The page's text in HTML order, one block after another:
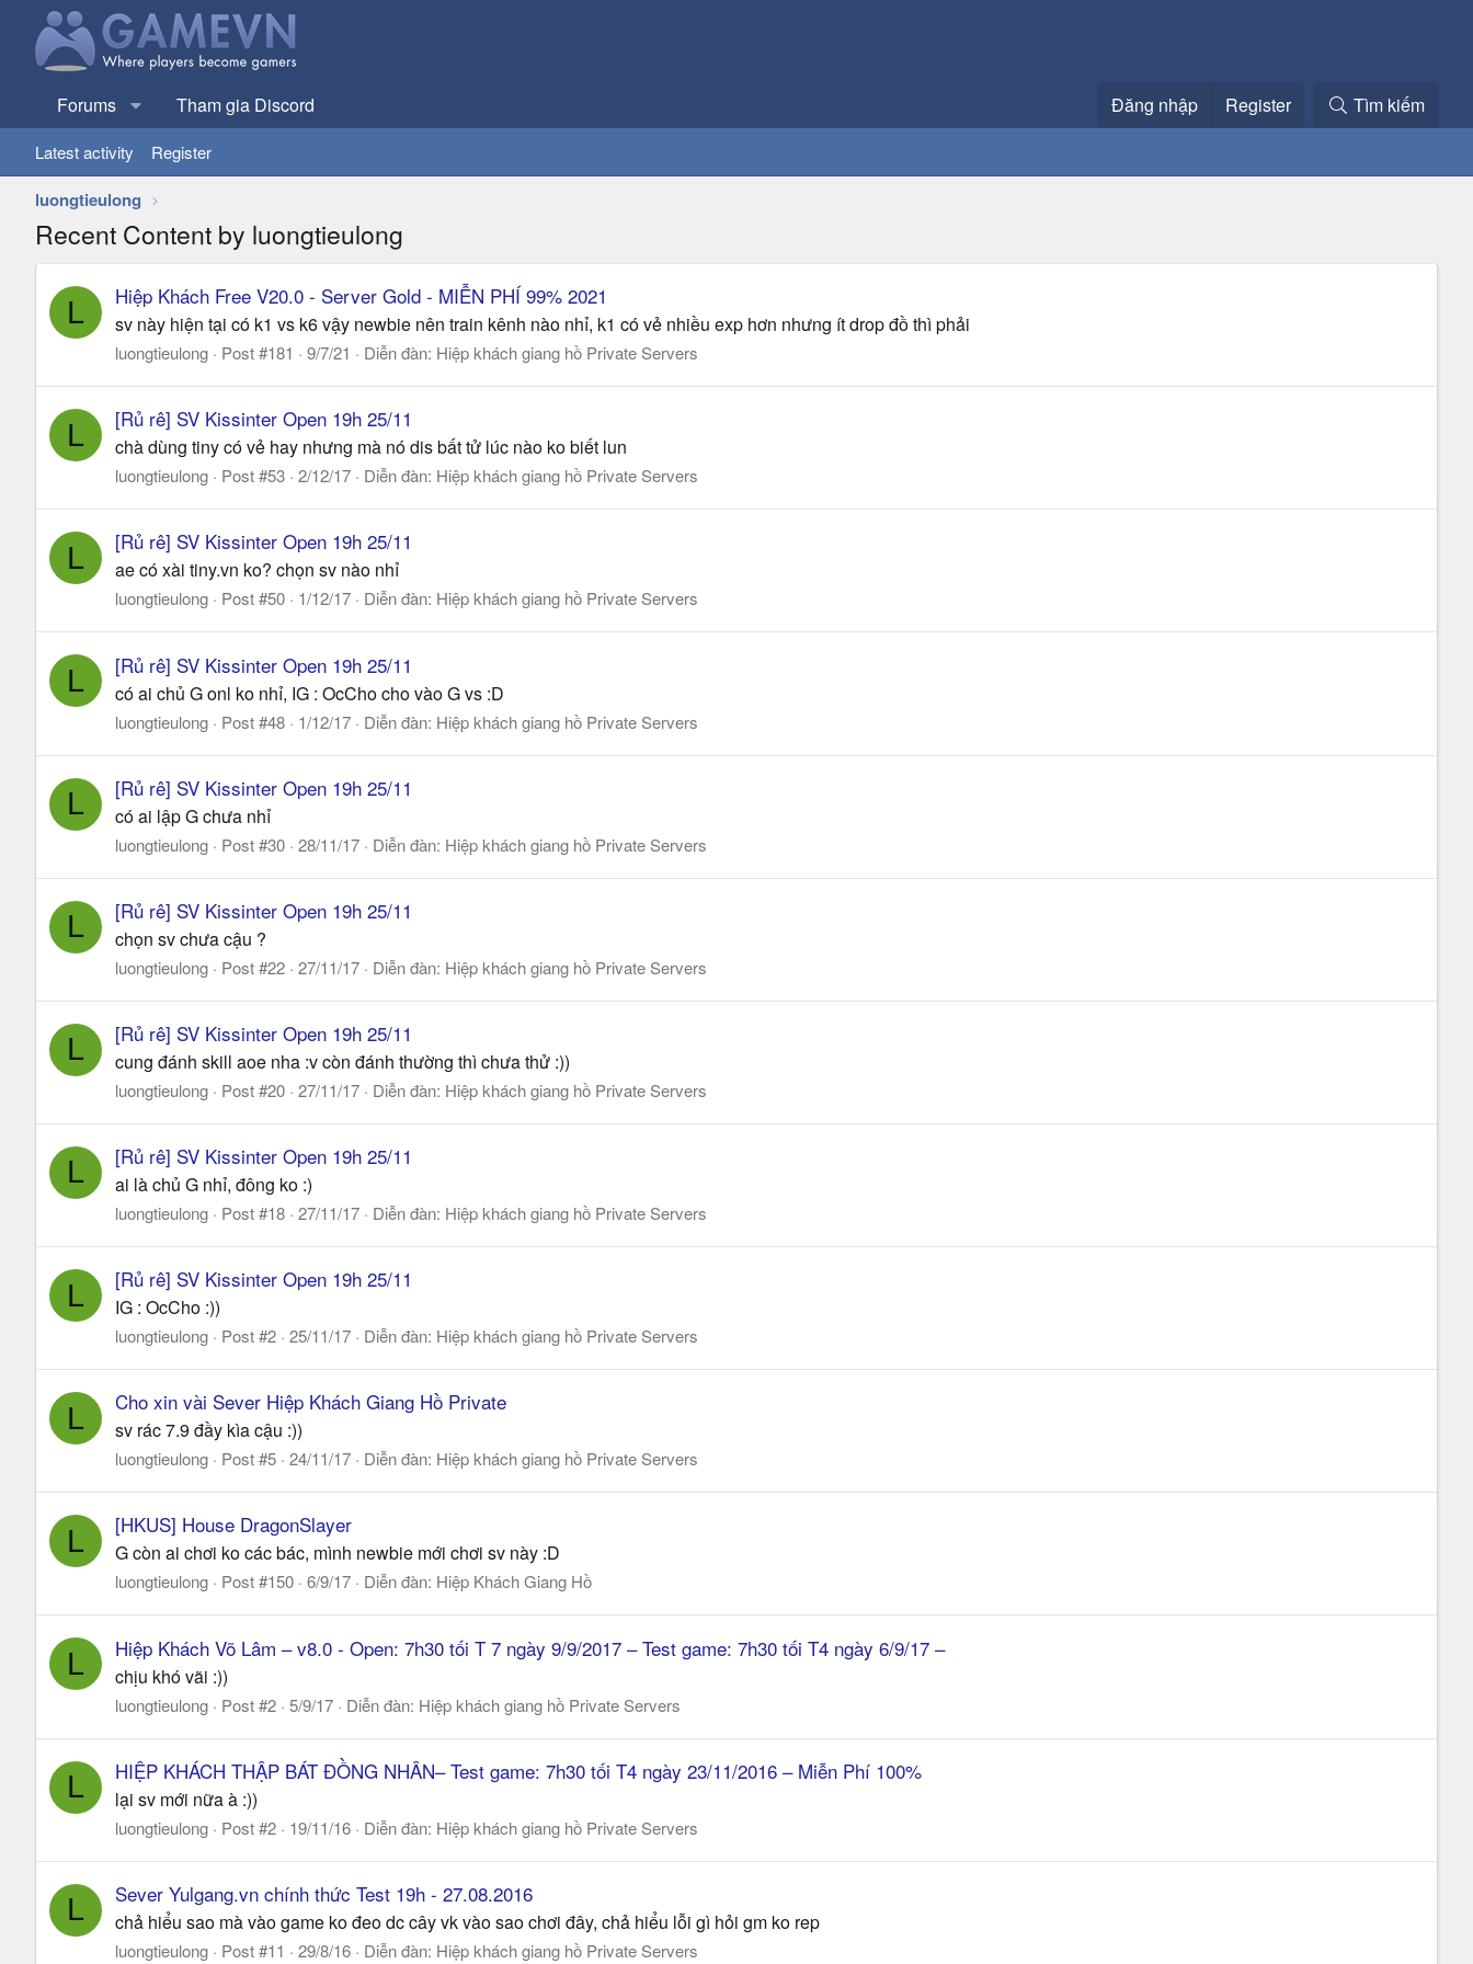
Forums Tham gia Discord Đăng nhập Register Tìm kiếm
Latest activity Register
luongtieulong
Recent Content by luongtieulong
L Hiệp Khách Free V20.0 - Server Gold - MIỄN PHÍ 99% 2021
sv này hiện tại có k1 vs k6 vậy newbie nên train kênh nào nhỉ, k1 có vẻ nhiều exp hơn nhưng ít drop đồ thì phải
luongtieulong Post #181 9/7/21 Diễn đàn: Hiệp khách giang hồ Private Servers
L [Rủ rê] SV Kissinter Open 19h 25/11
chà dùng tiny có vẻ hay nhưng mà nó dis bất tử lúc nào ko biết lun
luongtieulong Post #53 2/12/17 Diễn đàn: Hiệp khách giang hồ Private Servers
L [Rủ rê] SV Kissinter Open 19h 25/11
ae có xài tiny.vn ko? chọn sv nào nhỉ
luongtieulong Post #50 1/12/17 Diễn đàn: Hiệp khách giang hồ Private Servers
L [Rủ rê] SV Kissinter Open 19h 25/11
có ai chủ G onl ko nhỉ, IG : OcCho cho vào G vs :D
luongtieulong Post #48 1/12/17 Diễn đàn: Hiệp khách giang hồ Private Servers
L [Rủ rê] SV Kissinter Open 19h 25/11
có ai lập G chưa nhỉ
luongtieulong Post #30 28/11/17 Diễn đàn: Hiệp khách giang hồ Private Servers
L [Rủ rê] SV Kissinter Open 19h 25/11
chọn sv chưa cậu ?
luongtieulong Post #22 27/11/17 Diễn đàn: Hiệp khách giang hồ Private Servers
L [Rủ rê] SV Kissinter Open 19h 25/11
cung đánh skill aoe nha :v còn đánh thường thì chưa thử :))
luongtieulong Post #20 27/11/17 Diễn đàn: Hiệp khách giang hồ Private Servers
L [Rủ rê] SV Kissinter Open 19h 25/11
ai là chủ G nhỉ, đông ko :)
luongtieulong Post #18 27/11/17 Diễn đàn: Hiệp khách giang hồ Private Servers
L [Rủ rê] SV Kissinter Open 19h 25/11
IG : OcCho :))
luongtieulong Post #2 25/11/17 Diễn đàn: Hiệp khách giang hồ Private Servers
L Cho xin vài Sever Hiệp Khách Giang Hồ Private
sv rác 7.9 đầy kìa cậu :))
luongtieulong Post #5 24/11/17 Diễn đàn: Hiệp khách giang hồ Private Servers
L [HKUS] House DragonSlayer
G còn ai chơi ko các bác, mình newbie mới chơi sv này :D
luongtieulong Post #150 6/9/17 Diễn đàn: Hiệp Khách Giang Hồ
L Hiệp Khách Võ Lâm – v8.0 - Open: 7h30 tối T 7 ngày 9/9/2017 – Test game: 7h30 tối T4 ngày 6/9/17 –
chịu khó vãi :))
luongtieulong Post #2 5/9/17 Diễn đàn: Hiệp khách giang hồ Private Servers
L HIỆP KHÁCH THẬP BÁT ĐỒNG NHÂN– Test game: 7h30 tối T4 ngày 23/11/2016 – Miễn Phí 100%
lại sv mới nữa à :))
luongtieulong Post #2 19/11/16 Diễn đàn: Hiệp khách giang hồ Private Servers
L Sever Yulgang.vn chính thức Test 19h - 27.08.2016
chả hiểu sao mà vào game ko đeo dc cây vk vào sao chơi đây, chả hiểu lỗi gì hỏi gm ko rep
luongtieulong Post #11 29/8/16 Diễn đàn: Hiệp khách giang hồ Private Servers